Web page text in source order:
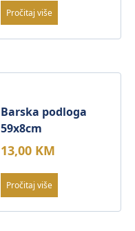
Pročitaj više
Barska podloga
59x8cm
13,00 KM
Pročitaj više